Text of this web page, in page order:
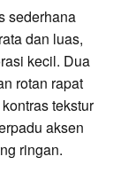
sederhana
dan luas,
kecil. Dua
rotan rapat
tekstur
aksen
ringan.